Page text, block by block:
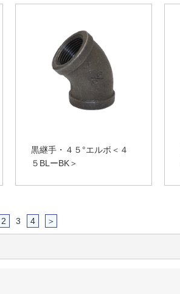
黒継手・４５°エルボ＜４
５BLーBK＞
2 3 4 ＞